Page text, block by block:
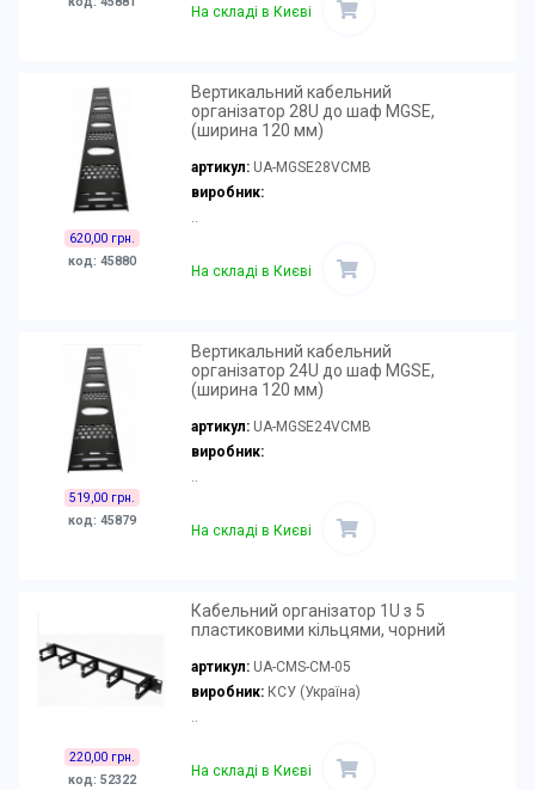
На складі в Києві
620,00 грн.
код: 45880
Вертикальний кабельний
організатор 28U до шаф MGSE,
(ширина 120 мм)
артикул: UA-MGSE28VCMB
виробник:
..
На складі в Києві
519,00 грн.
код: 45879
Вертикальний кабельний
організатор 24U до шаф MGSE,
(ширина 120 мм)
артикул: UA-MGSE24VCMB
виробник:
..
На складі в Києві
220,00 грн.
код: 52322
Кабельний організатор 1U з 5
пластиковими кільцями, чорний
артикул: UA-CMS-CM-05
виробник:КСУ (Україна)
..
На складі в Києві